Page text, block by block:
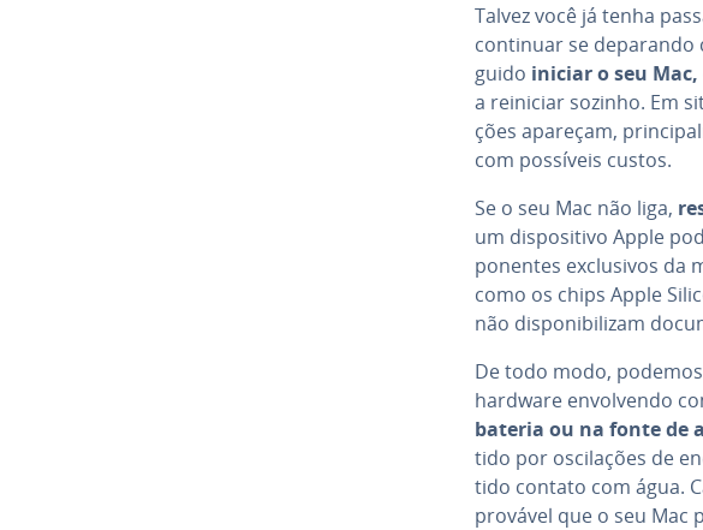
Talvez você já tenha
continuar se deparando
guido iniciar o seu
a reiniciar sozinho. Em
ções apareçam,
com possíveis custos.
Se o seu Mac não liga,
um dis­po­si­tivo Apple
po­nen­tes ex­clu­si­vos da
como os chips Apple
não dis­po­ni­bi­li­zam
De todo modo,
hardware en­vol­vendo
bateria ou na fonte de
tido por os­ci­la­ções de
tido contato com água.
provável que o seu Mac